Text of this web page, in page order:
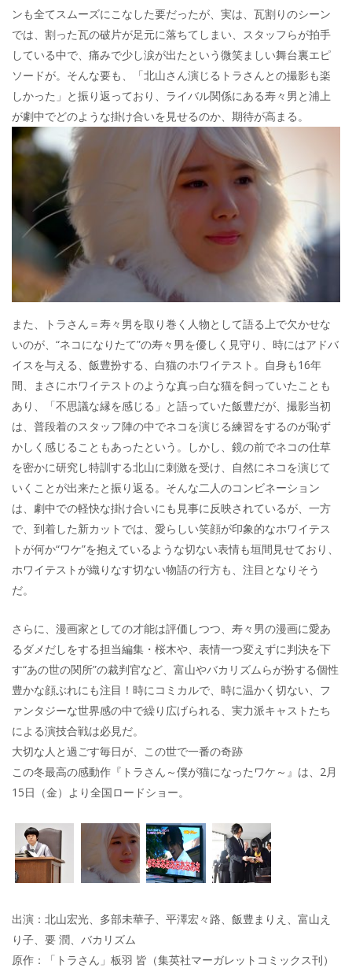
ンも全てスムーズにこなした要だったが、実は、瓦割りのシーン
では、割った瓦の破片が足元に落ちてしまい、スタッフらが拍手
している中で、痛みで少し涙が出たという微笑ましい舞台裏エピ
ソードが。そんな要も、「北山さん演じるトラさんとの撮影も楽
しかった」と振り返っており、ライバル関係にある寿々男と浦上
が劇中でどのような掛け合いを見せるのか、期待が高まる。
また、トラさん＝寿々男を取り巻く人物として語る上で欠かせな
いのが、“ネコになりたて”の寿々男を優しく見守り、時にはアドバ
イスを与える、飯豊扮する、白猫のホワイテスト。自身も16年
間、まさにホワイテストのような真っ白な猫を飼っていたことも
あり、「不思議な縁を感じる」と語っていた飯豊だが、撮影当初
は、普段着のスタッフ陣の中でネコを演じる練習をするのが恥ず
かしく感じることもあったという。しかし、鏡の前でネコの仕草
を密かに研究し特訓する北山に刺激を受け、自然にネコを演じて
いくことが出来たと振り返る。そんな二人のコンビネーション
は、劇中での軽快な掛け合いにも見事に反映されているが、一方
で、到着した新カットでは、愛らしい笑顔が印象的なホワイテス
トが何か“ワケ”を抱えているような切ない表情も垣間見せており、
ホワイテストが織りなす切ない物語の行方も、注目となりそう
だ。
さらに、漫画家としての才能は評価しつつ、寿々男の漫画に愛あ
るダメだしをする担当編集・桜木や、表情一つ変えずに判決を下
す“あの世の関所”の裁判官など、富山やバカリズムらが扮する個性
豊かな顔ぶれにも注目！時にコミカルで、時に温かく切ない、フ
ァンタジーな世界感の中で繰り広げられる、実力派キャストたち
による演技合戦は必見だ。
大切な人と過ごす毎日が、この世で一番の奇跡
この冬最高の感動作『トラさん～僕が猫になったワケ～』は、2月
15日（金）より全国ロードショー。
出演：北山宏光、多部未華子、平澤宏々路、飯豊まりえ、富山え
り子、要 潤、バカリズム
原作：「トラさん」板羽 皆（集英社マーガレットコミックス刊）